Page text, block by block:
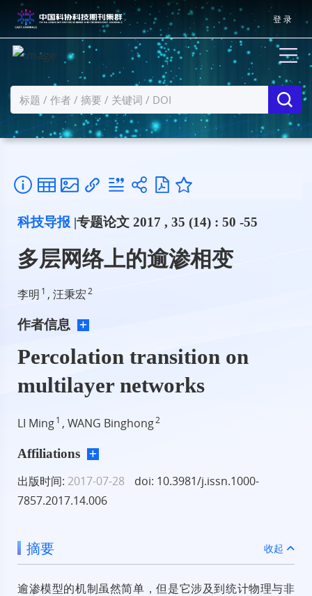
登 录
科技导报 |专题论文 2017 , 35 (14) : 50 -55
多层网络上的逾渗相变
李明 1 , 汪秉宏 2
作者信息
Percolation transition on
multilayer networks
LI Ming1 , WANG Binghong2
Affiliations
出版时间: 2017-07-28
doi: 10.3981/j.issn.1000-
7857.2017.14.006
摘要 收起
逾渗模型的机制虽然简单，但是它涉及到统计物理与非